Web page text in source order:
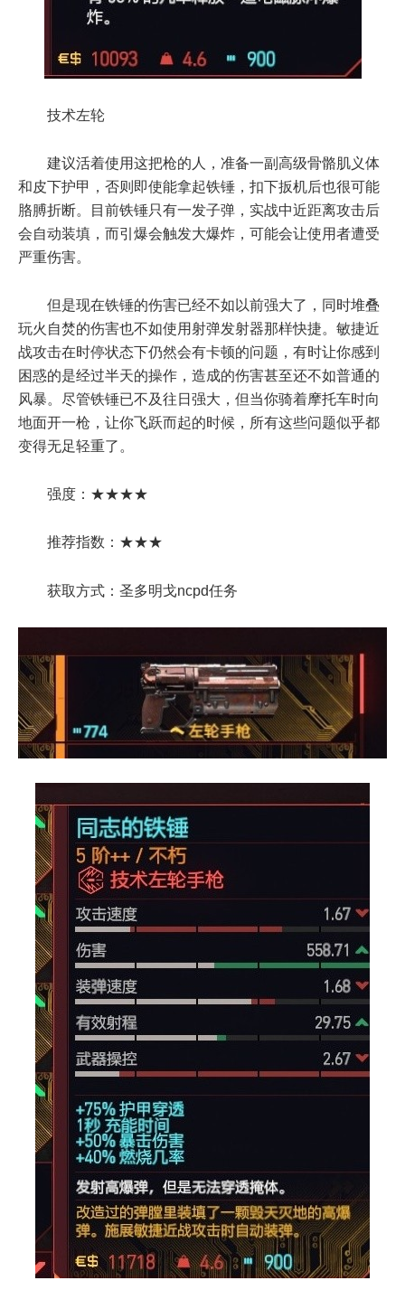
技术左轮
建议活着使用这把枪的人，准备一副高级骨骼肌义体
和皮下护甲，否则即使能拿起铁锤，扣下扳机后也很可能
胳膊折断。目前铁锤只有一发子弹，实战中近距离攻击后
会自动装填，而引爆会触发大爆炸，可能会让使用者遭受
严重伤害。
但是现在铁锤的伤害已经不如以前强大了，同时堆叠
玩火自焚的伤害也不如使用射弹发射器那样快捷。敏捷近
战攻击在时停状态下仍然会有卡顿的问题，有时让你感到
困惑的是经过半天的操作，造成的伤害甚至还不如普通的
风暴。尽管铁锤已不及往日强大，但当你骑着摩托车时向
地面开一枪，让你飞跃而起的时候，所有这些问题似乎都
变得无足轻重了。
强度：★★★★
推荐指数：★★★
获取方式：圣多明戈ncpd任务